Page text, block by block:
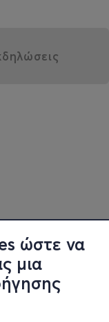
ώστε να
μια